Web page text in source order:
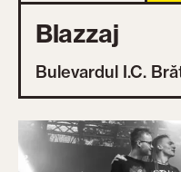
Blazzaj
Bulevardul I.C.